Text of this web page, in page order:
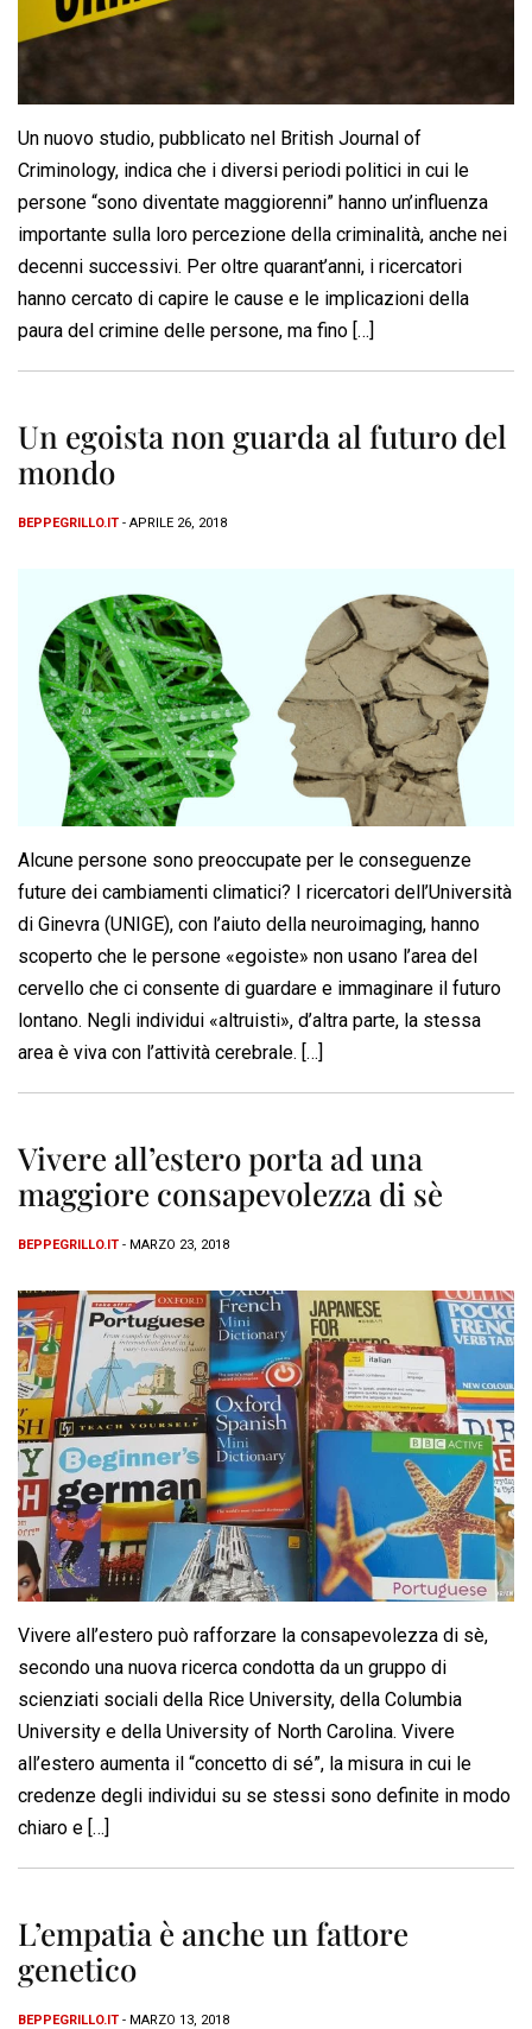
Un nuovo studio, pubblicato nel British Journal of
Criminology, indica che i diversi periodi politici in cui le
persone “sono diventate maggiorenni” hanno un’influenza
importante sulla loro percezione della criminalità, anche nei
decenni successivi. Per oltre quarant’anni, i ricercatori
hanno cercato di capire le cause e le implicazioni della
paura del crimine delle persone, ma fino […]
Un egoista non guarda al futuro del
mondo
BEPPEGRILLO.IT - APRILE 26, 2018
Alcune persone sono preoccupate per le conseguenze
future dei cambiamenti climatici? I ricercatori dell’Università
di Ginevra (UNIGE), con l’aiuto della neuroimaging, hanno
scoperto che le persone «egoiste» non usano l’area del
cervello che ci consente di guardare e immaginare il futuro
lontano. Negli individui «altruisti», d’altra parte, la stessa
area è viva con l’attività cerebrale. […]
Vivere all’estero porta ad una
maggiore consapevolezza di sè
BEPPEGRILLO.IT - MARZO 23, 2018
Vivere all’estero può rafforzare la consapevolezza di sè,
secondo una nuova ricerca condotta da un gruppo di
scienziati sociali della Rice University, della Columbia
University e della University of North Carolina. Vivere
all’estero aumenta il “concetto di sé”, la misura in cui le
credenze degli individui su se stessi sono definite in modo
chiaro e […]
L’empatia è anche un fattore
genetico
BEPPEGRILLO.IT - MARZO 13, 2018